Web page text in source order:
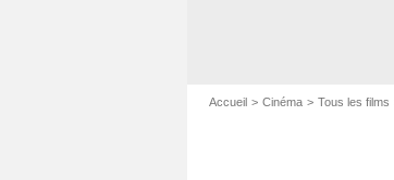
Accueil Cinéma Tous les films